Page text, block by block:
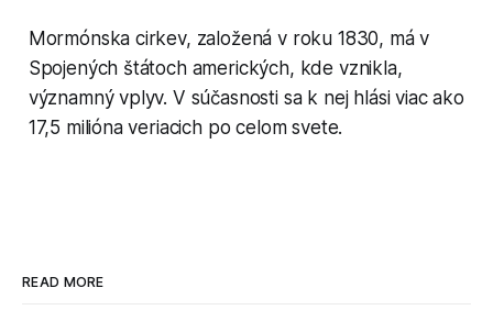
Mormónska cirkev, založená v roku 1830, má v
Spojených štátoch amerických, kde vznikla,
významný vplyv. V súčasnosti sa k nej hlási viac ako
17,5 milióna veriacich po celom svete.
READ MORE